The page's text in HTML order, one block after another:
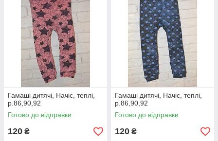
Гамаші дитячі, Начіс, теплі,
р.86,90,92
Готово до відправки
120 ₴
Гамаші дитячі, Начіс, теплі,
р.86,90,92
Готово до відправки
120 ₴